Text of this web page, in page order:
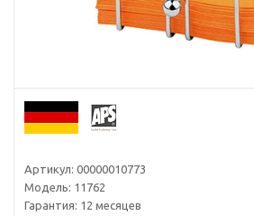
Артикул: 00000010773
Модель: 11762
Гарантия: 12 месяцев